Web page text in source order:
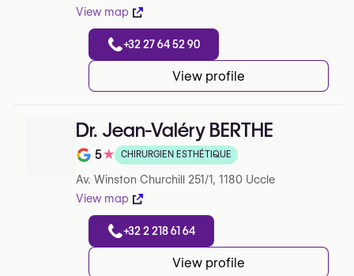
View map
+32 27 64 52 90
View profile
Dr. Jean-Valéry BERTHE
Note de 5 sur 5 sur Google
5★ CHIRURGIEN ESTHÉTIQUE
Av. Winston Churchill 251/1, 1180 Uccle
View map
+32 2 218 61 64
View profile